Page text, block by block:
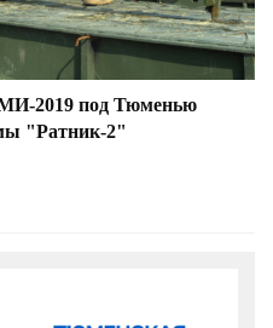
2019 под Тюменью
"Ратник-2"